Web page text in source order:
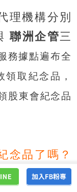
理機構分別
聯洲企管三
務據點遍布全
取紀念品，
股東會紀念品
念品了嗎？